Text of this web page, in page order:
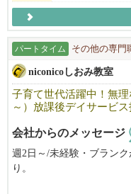
パートタイム その他の専門
niconicoしおみ教室
子育て世代活躍中！無
～）放課後デイサービ
会社からのメッセージ
週2日～/未経験・ブラン
り。